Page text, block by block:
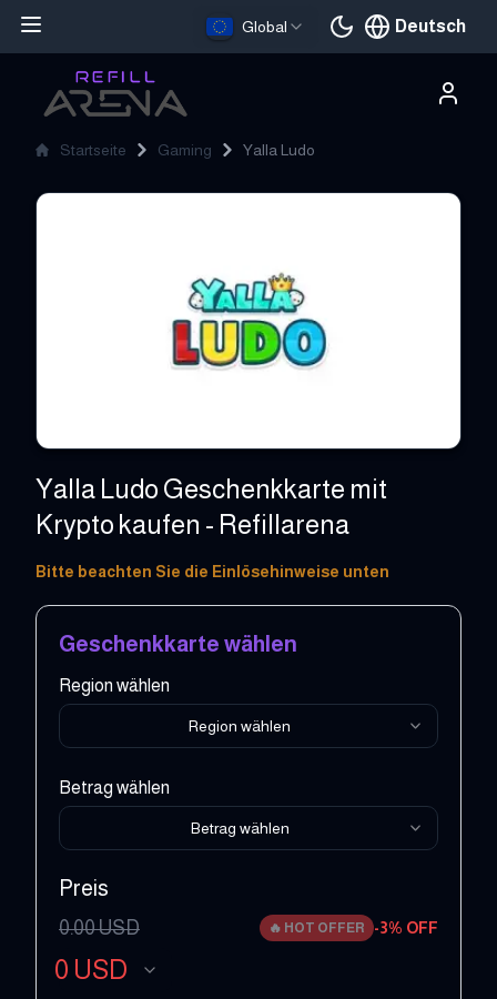
Global Deutsch
Aktuelle Sprache
Startseite Gaming Yalla Ludo
Yalla Ludo Geschenkkarte mit
Krypto kaufen - Refillarena
1 - 100 USD
Bitte beachten Sie die Einlösehinweise unten
Geschenkkarte wählen
Region wählen
Region wählen
Betrag wählen
Betrag wählen
Preis
0.00USD 🔥 HOT OFFER -3% OFF
0 USD